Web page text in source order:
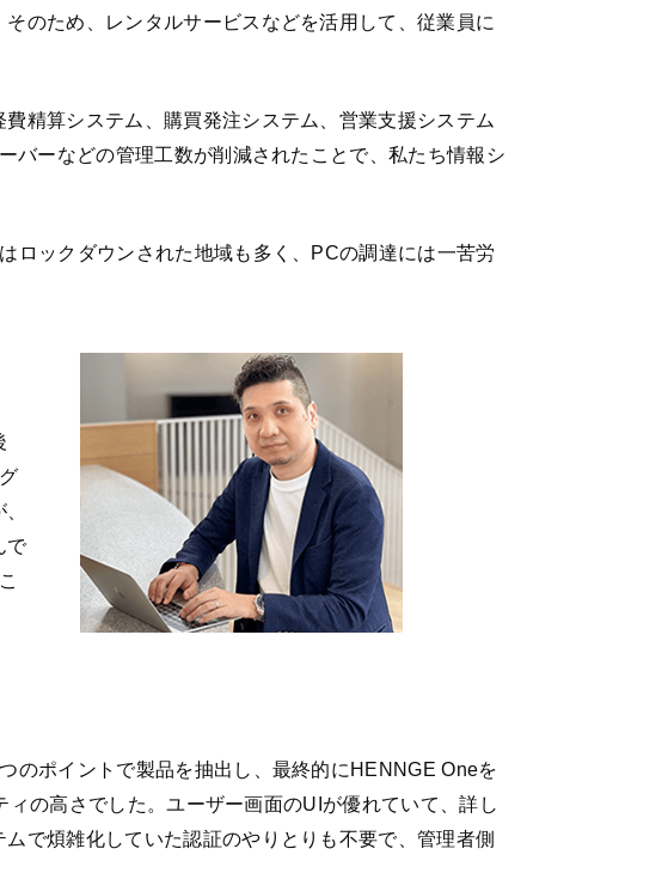
のため、レンタルサービスなどを活用して、従業員に
精算システム、購買発注システム、営業支援システム
バーなどの管理工数が削減されたことで、私たち情報シ
ロックダウンされた地域も多く、PCの調達には一苦労
で
のポイントで製品を抽出し、最終的にHENNGE Oneを
の高さでした。ユーザー画面のUIが優れていて、詳し
で煩雑化していた認証のやりとりも不要で、管理者側